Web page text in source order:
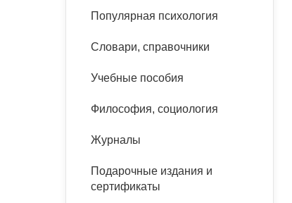
Классический, эриксоновский
Популярная психология
Словари, справочники
Учебные пособия
Философия, социология
Журналы
Подарочные издания и
сертификаты